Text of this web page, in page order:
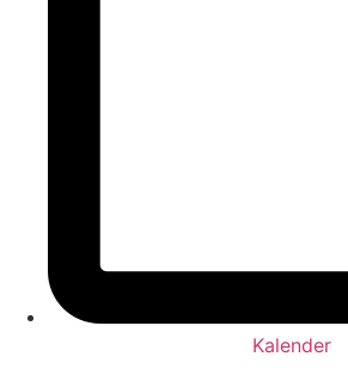
Kalender